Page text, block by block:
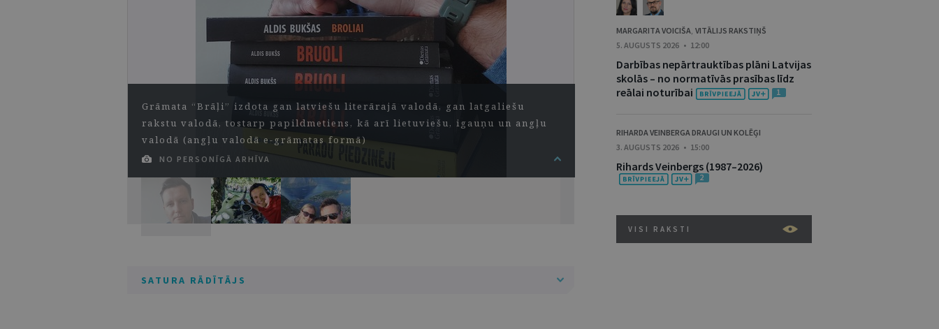
Grāmata “Brāļi” izdota gan latviešu literārajā valodā, gan latgaliešu
rakstu valodā, tostarp papildmetiens, kā arī lietuviešu, igauņu un angļu
valodā (angļu valodā e-grāmatas formā)
NO PERSONĪGĀ ARHĪVA
SATURA RĀDĪTĀJS
MARGARITA VOICIŠA, VITĀLIJS RAKSTIŅŠ
5. AUGUSTS 2026 • 12:00
Darbības nepārtrauktības plāni Latvijas
skolās – no normatīvās prasības līdz
reālai noturībai
1
RIHARDA VEINBERGA DRAUGI UN KOLĒĢI
3. AUGUSTS 2026 • 15:00
Rihards Veinbergs (1987–2026)
2
VISI RAKSTI